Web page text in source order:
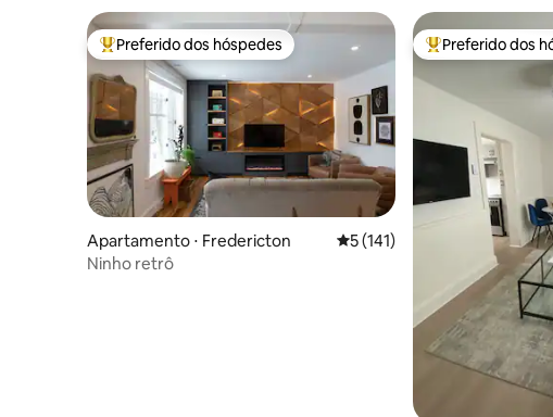
Entre os melhores preferidos dos hóspedes
Preferido dos hóspedes
Apartamento ⋅ Fredericton 5 de uma avaliação média de
5 (141)
Ninho retrô
Entre os
Preferido dos